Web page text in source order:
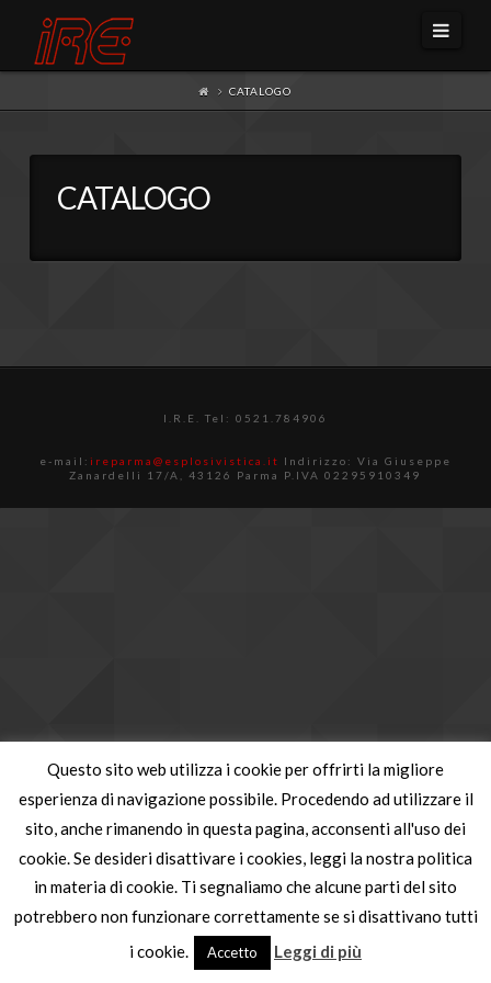
CATALOGO
CATALOGO
I.R.E. Tel: 0521.784906
e-mail: ireparma@esplosivistica.it Indirizzo: Via Giuseppe
Zanardelli 17/A, 43126 Parma P.IVA 02295910349
Questo sito web utilizza i cookie per offrirti la migliore
esperienza di navigazione possibile. Procedendo ad utilizzare il
sito, anche rimanendo in questa pagina, acconsenti all'uso dei
cookie. Se desideri disattivare i cookies, leggi la nostra politica
in materia di cookie. Ti segnaliamo che alcune parti del sito
potrebbero non funzionare correttamente se si disattivano tutti
i cookie.
Accetto Leggi di più